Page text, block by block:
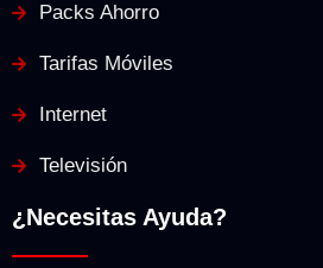
Packs Ahorro
Tarifas Móviles
Internet
Televisión
¿Necesitas Ayuda?